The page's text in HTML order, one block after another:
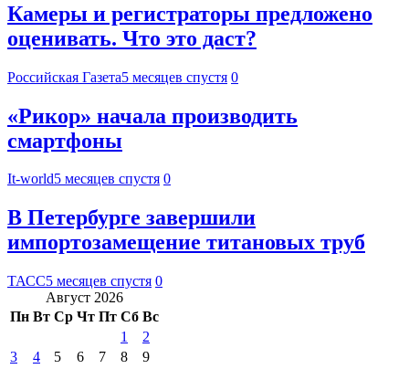
Камеры и регистраторы предложено
оценивать. Что это даст?
Российская Газета5 месяцев спустя 0
«Рикор» начала производить
смартфоны
It-world5 месяцев спустя 0
В Петербурге завершили
импортозамещение титановых труб
ТАСС5 месяцев спустя 0
Август 2026
Пн Вт Ср Чт Пт Сб Вс
1
2
3
4 5 6 7 8 9